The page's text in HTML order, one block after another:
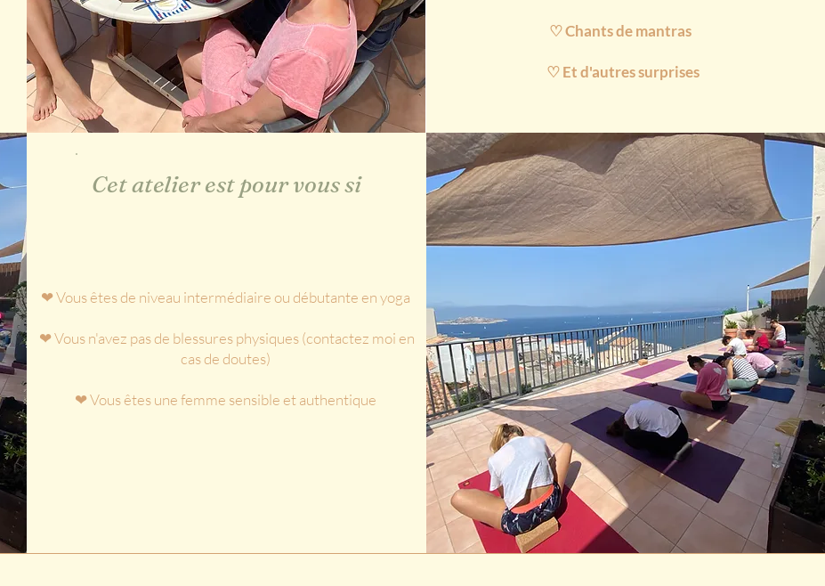
♡Chants de mantras
♡ Et d'autres surprises
Cet atelier est pour vous si
❤︎ Vous êtes de niveau intermédiaire ou débutante en yoga
❤︎ Vous n'avez pas de blessures physiques (contactez moi en
cas de doutes)
❤︎ Vous êtes une femme sensible et authentique